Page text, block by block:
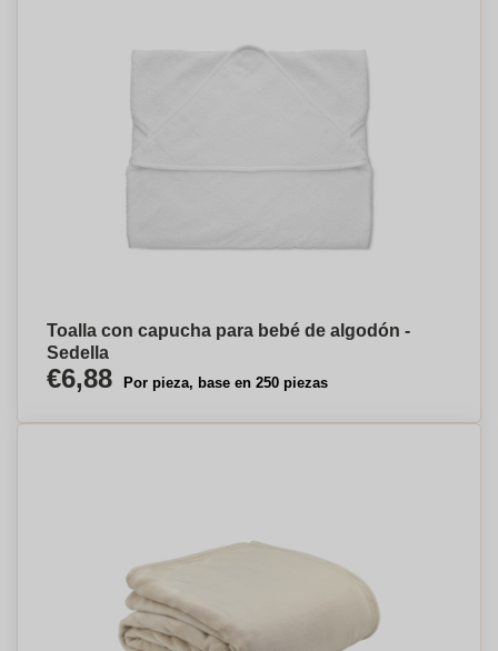
Toalla con capucha para bebé de algodón -
Sedella
€6,88 Por pieza, base en 250 piezas